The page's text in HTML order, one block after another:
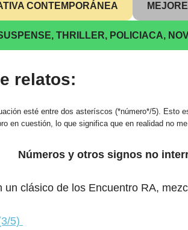
CONTEMPORÁNEA
THRILLER, POLICIACA,
relatos:
esté entre dos asteríscos (*número*/5).
en cuestión, lo que significa que en realidad no
Números y otros signos no
clásico de los Encuentro RA,
5)